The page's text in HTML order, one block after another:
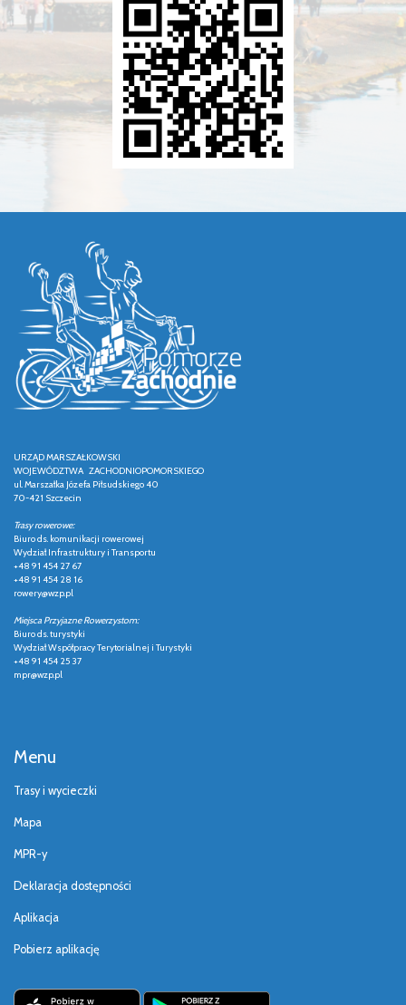
URZĄD MARSZAŁKOWSKI
WOJEWÓDZTWA ZACHODNIOPOMORSKIEGO
ul. Marszałka Józefa Piłsudskiego 40
70-421 Szczecin
Trasy rowerowe:
Biuro ds. komunikacji rowerowej
Wydział Infrastruktury i Transportu
+48 91 454 27 67
+48 91 454 28 16
rowery@wzp.pl
Miejsca Przyjazne Rowerzystom:
Biuro ds. turystyki
Wydział Współpracy Terytorialnej i Turystyki
+48 91 454 25 37
mpr@wzp.pl
Menu
Trasy i wycieczki
Mapa
MPR-y
Deklaracja dostępności
Aplikacja
Pobierz aplikację